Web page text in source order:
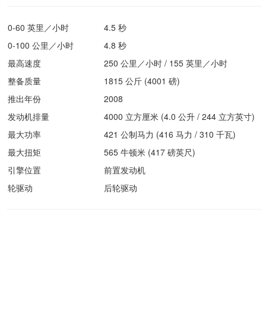
0-60 英里／小时
4.5 秒
0-100 公里／小时
4.8 秒
最高速度
250 公里／小时 / 155 英里／小时
整备质量
1815 公斤 (4001 磅)
推出年份
2008
发动机排量
4000 立方厘米 (4.0 公升 / 244 立方英寸)
最大功率
421 公制马力 (416 马力 / 310 千瓦)
最大扭矩
565 牛顿米 (417 磅英尺)
引擎位置
前置发动机
轮驱动
后轮驱动